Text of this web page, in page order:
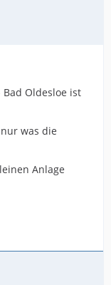
Oldesloe ist
was die
Anlage